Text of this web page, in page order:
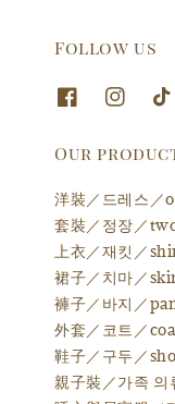
Follow us
Our
洋裝／드레스／
套裝／정장／
上衣／재킷／
裙子／치마／
褲子／바지／
外套／코트／
鞋子／구두／
親子裝／가족